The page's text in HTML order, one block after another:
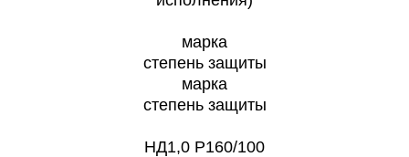
марка
степень защиты
марка
степень защиты
НД1,0 Р160/100